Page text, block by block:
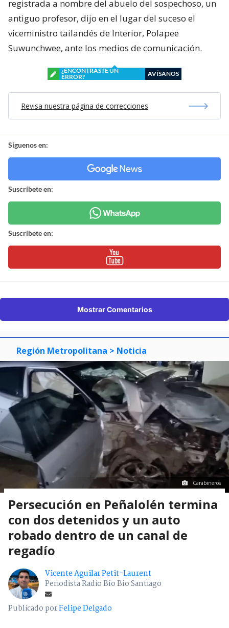
registrada a nombre del abuelo del sospechoso, un
antiguo profesor, dijo en el lugar del suceso el
viceministro tailandés de Interior, Polapee
Suwunchwee, ante los medios de comunicación.
¿ENCONTRASTE UN
ERROR?
AVÍSANOS
Revisa nuestra página de correcciones
Síguenos en:
Suscríbete en:
Suscríbete en:
Mostrar Comentarios
Región Metropolitana > Noticia
Carabineros
Persecución en Peñalolén termina
con dos detenidos y un auto
robado dentro de un canal de
regadío
Vicente Aguilar Petit-Laurent
Periodista Radio Bío Bío Santiago
Publicado porFelipe Delgado